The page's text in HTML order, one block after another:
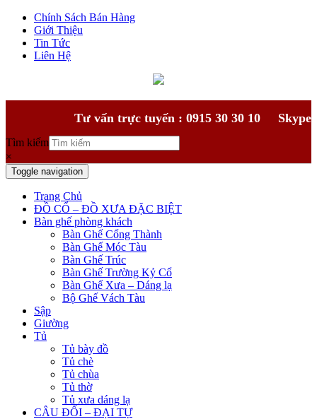
Chính Sách Bán Hàng
Giới Thiệu
Tin Tức
Liên Hệ
Tư vấn trực tuyến : 0915 30 30 10 Skype
Tìm kiếm
×
Toggle navigation
Trang Chủ
ĐỒ CỔ – ĐỒ XƯA ĐẶC BIỆT
Bàn ghế phòng khách
Bàn Ghế Cổng Thành
Bàn Ghế Móc Tàu
Bàn Ghế Trúc
Bàn Ghế Trường Kỷ Cổ
Bàn Ghế Xưa – Dáng lạ
Bộ Ghế Vách Tàu
Sập
Giường
Tủ
Tủ bày đồ
Tủ chè
Tủ chùa
Tủ thờ
Tủ xưa dáng lạ
CÂU ĐỐI – ĐẠI TỰ